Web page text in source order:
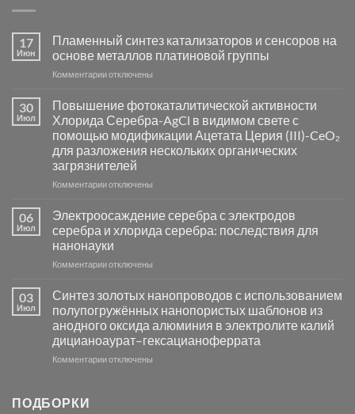
17
Июн
Пламенный синтез катализаторов и сенсоров на
основе металлов платиновой группы
Комментариик
Пламенный
синтез
катализаторов
и
сенсоров
на
основе
группы
отключены
30
Июл
Повышение фотокаталитической активности
Хлорида Серебра-AgCl в видимом свете с
помощью модификации Ацетата Церия (III)-CeO₂
для разложения нескольких органических
загрязнителей
Комментариик
фотокаталитической
активности
Хлорида
Серебра-
в
видимом
свете
с
помощью
модификации
отключены
06
Июл
Электроосаждение серебра с электродов
серебра и хлорида серебра: последствия для
нанонауки
Комментариик
серебра
с
электродов
серебра
и
отключены
03
Июл
Синтез золотых нанопроводов с использованием
полупогружённых нанопористых шаблонов из
анодного оксида алюминия в электролите калий
дицианоаурат–гексацианоферрата
Комментариикотключены
ПОДБОРКИ